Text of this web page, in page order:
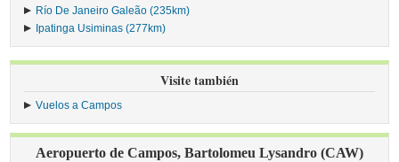
Río De Janeiro Galeão (235km)
Ipatinga Usiminas (277km)
Visite también
Vuelos a Campos
Aeropuerto de Campos, Bartolomeu Lysandro (CAW)